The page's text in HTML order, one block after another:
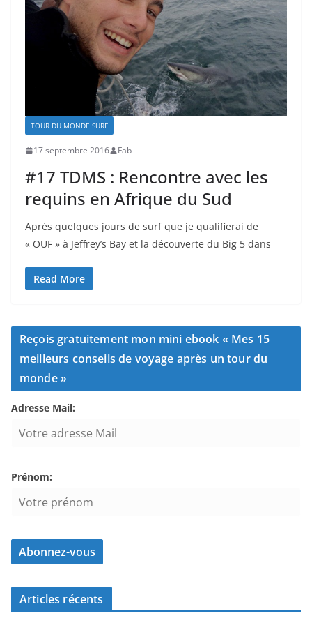
TOUR DU MONDE SURF
17 septembre 2016 Fab
#17 TDMS : Rencontre avec les
requins en Afrique du Sud
Après quelques jours de surf que je qualifierai de
« OUF » à Jeffrey’s Bay et la découverte du Big 5 dans
Read More
Reçois gratuitement mon mini ebook « Mes 15
meilleurs conseils de voyage après un tour du
monde »
Adresse Mail:
Prénom:
Articles récents